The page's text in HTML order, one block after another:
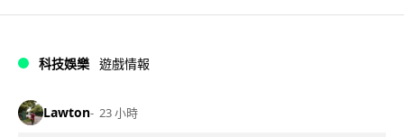
科技娛樂 遊戲情報
Lawton 23 小時